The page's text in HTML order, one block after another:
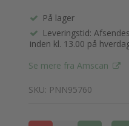
På lager
Leveringstid:
inden kl. 13.00 på
Se mere fra Amscan
SKU: PNN95760